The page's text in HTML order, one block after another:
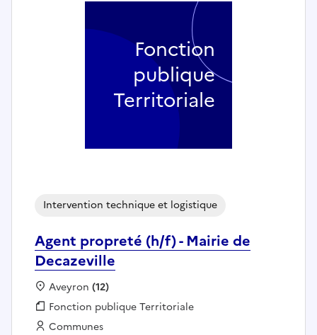
Agent propreté (h/f) - Mairie de
Decazeville
Intervention technique et logistique
Localisation :
Aveyron (12)
Fonction publique :
Fonction publique Territoriale
Employeur :
Communes
Fonction
publique
Territoriale